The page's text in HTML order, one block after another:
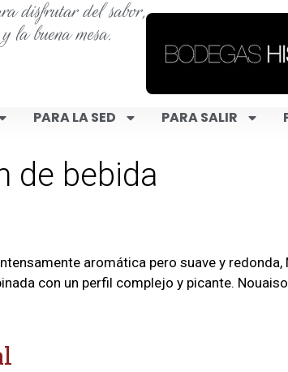
disfrutar del sabor,
la buena mesa.
PARA LA SED PARA SALIR
de bebida
aromática pero suave y
con un perfil complejo y picante.